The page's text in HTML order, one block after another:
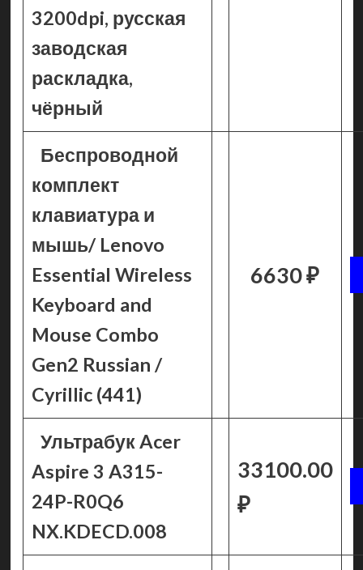
3200dpi, русская
заводская
раскладка,
чёрный
Беспроводной
комплект
клавиатура и
мышь/ Lenovo
Essential Wireless
Keyboard and
Mouse Combo
Gen2 Russian /
Cyrillic (441)
6630 ₽
Ультрабук Acer
Aspire 3 A315-
24P-R0Q6
NX.KDECD.008
33100.00
₽